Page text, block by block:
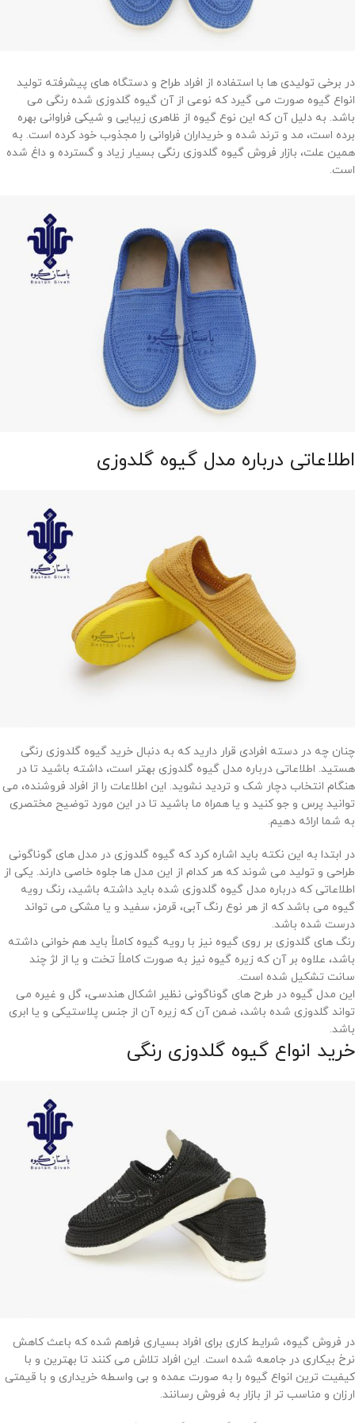
در برخی تولیدی ها با استفاده از افراد طراح و دستگاه های پیشرفته تولید
انواع گیوه صورت می گیرد که نوعی از آن گیوه گلدوزی شده رنگی می
باشد. به دلیل آن که این نوع گیوه از ظاهری زیبایی و شیکی فراوانی بهره
برده است، مد و ترند شده و خریداران فراوانی را مجذوب خود کرده است. به
همین علت، بازار فروش گیوه گلدوزی رنگی بسیار زیاد و گسترده و داغ شده
است.
اطلاعاتی درباره مدل گیوه گلدوزی
چنان چه در دسته افرادی قرار دارید که به دنبال خرید گیوه گلدوزی رنگی
هستید. اطلاعاتی درباره مدل گیوه گلدوزی بهتر است، داشته باشید تا در
هنگام انتخاب دچار شک و تردید نشوید. این اطلاعات را از افراد فروشنده، می
توانید پرس و جو کنید و یا همراه ما باشید تا در این مورد توضیح مختصری
به شما ارائه دهیم.
در ابتدا به این نکته باید اشاره کرد که گیوه گلدوزی در مدل های گوناگونی
طراحی و تولید می شوند که هر کدام از این مدل ها جلوه خاصی دارند. یکی از
اطلاعاتی که درباره مدل گیوه گلدوزی شده باید داشته باشید، رنگ رویه
گیوه می باشد که از هر نوع رنگ آبی، قرمز، سفید و یا مشکی می تواند
درست شده باشد.
رنگ های گلدوزی بر روی گیوه نیز با رویه گیوه کاملاً باید هم خوانی داشته
باشد، علاوه بر آن که زیره گیوه نیز به صورت کاملاً تخت و یا از لژ چند
سانت تشکیل شده است.
این مدل گیوه در طرح های گوناگونی نظیر اشکال هندسی، گل و غیره می
تواند گلدوزی شده باشد، ضمن آن که زیره آن از جنس پلاستیکی و یا ابری
باشد.
خرید انواع گیوه گلدوزی رنگی
در فروش گیوه، شرایط کاری برای افراد بسیاری فراهم شده که باعث کاهش
نرخ بیکاری در جامعه شده است. این افراد تلاش می کنند تا بهترین و با
کیفیت ترین انواع گیوه را به صورت عمده و بی واسطه خریداری و با قیمتی
ارزان و مناسب تر از بازار به فروش رسانند.